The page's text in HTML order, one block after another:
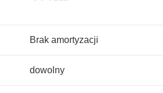
Brak amortyzacji
dowolny